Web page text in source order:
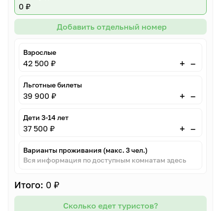
0 ₽
Добавить отдельный номер
Взрослые
42 500 ₽ + –
Льготные билеты
39 900 ₽ + –
Дети 3-14 лет
37 500 ₽ + –
Варианты проживания (макс. 3 чел.)
Вся информация по доступным комнатам здесь
Итого: 0 ₽
Сколько едет туристов?